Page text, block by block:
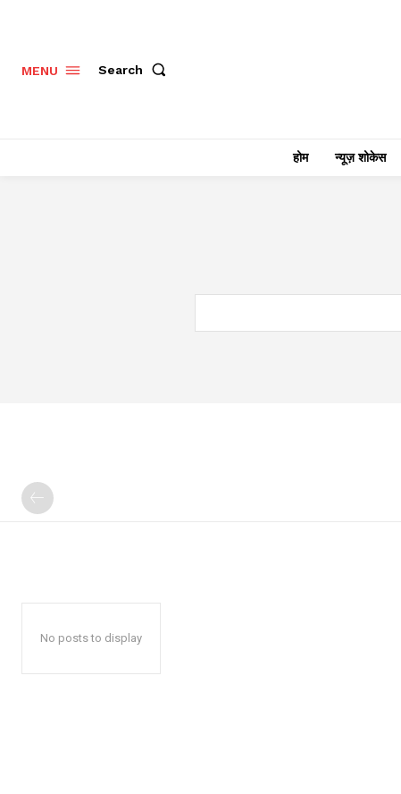
MENU Search
होम न्यूज़ शोकेस
No posts to display